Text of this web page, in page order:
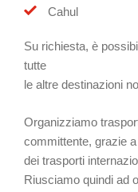
Cahul
Su richiesta, è
tutte
le altre destinazioni
Organizziamo
committente, grazie
dei trasporti
Riusciamo quindi ad